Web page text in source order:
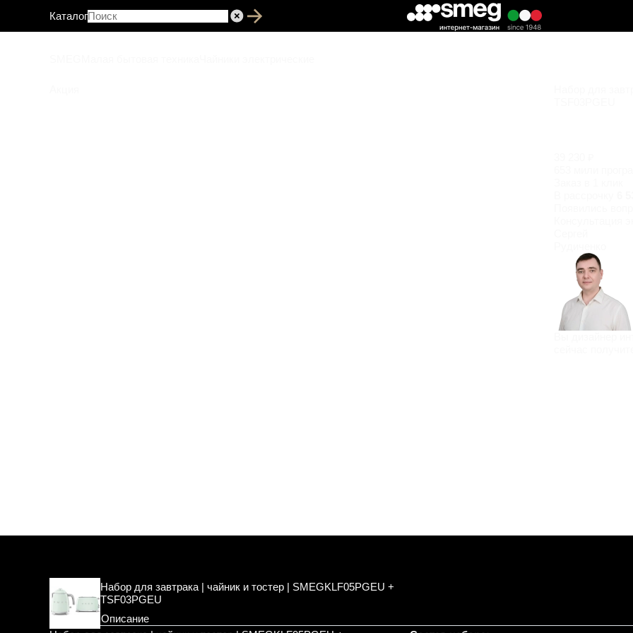
Каталог
Набор для завтрака | чайник и тостер | SMEGKLF05PGEU +
TSF03PGEU
Описание